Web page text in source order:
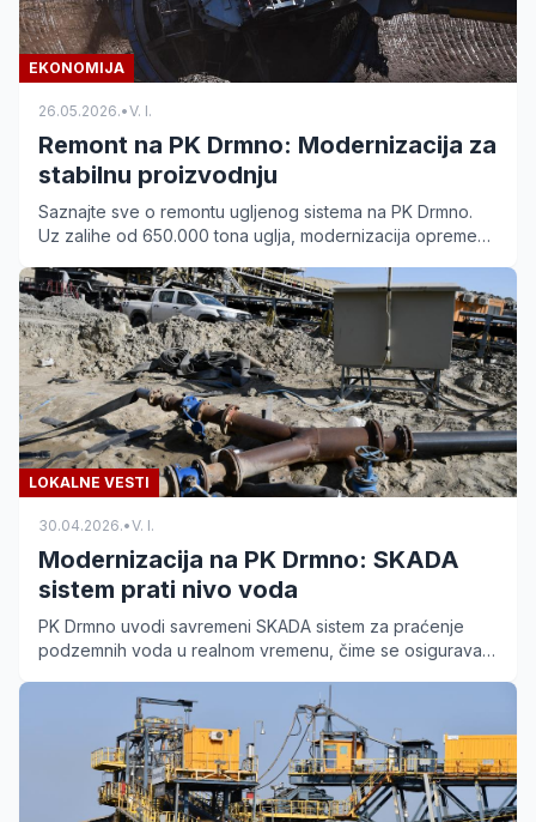
EKONOMIJA
26.05.2026.•V. I.
Remont na PK Drmno: Modernizacija za
stabilnu proizvodnju
Saznajte sve o remontu ugljenog sistema na PK Drmno.
Uz zalihe od 650.000 tona uglja, modernizacija opreme
LOKALNE VESTI
30.04.2026.•V. I.
Modernizacija na PK Drmno: SKADA
sistem prati nivo voda
PK Drmno uvodi savremeni SKADA sistem za praćenje
podzemnih voda u realnom vremenu, čime se osigurava